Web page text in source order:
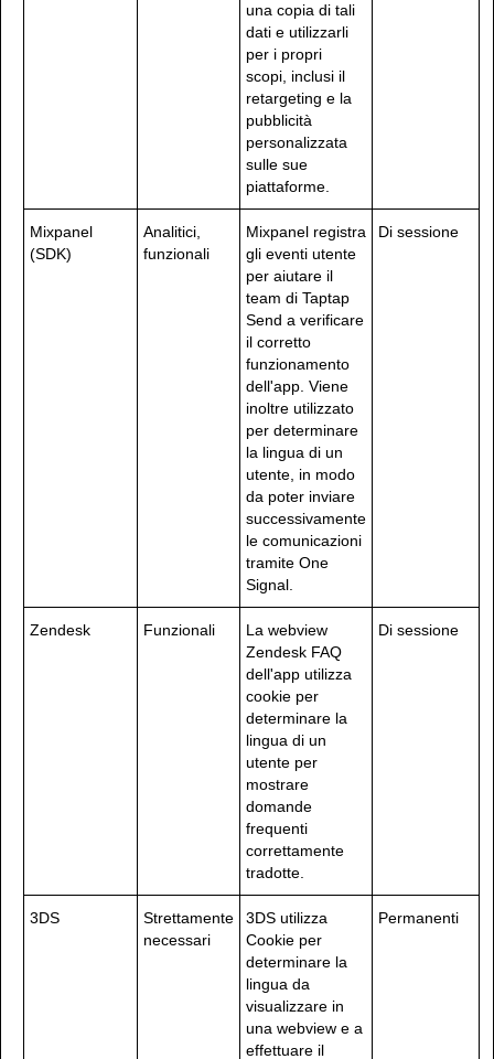
una copia di tali
dati e utilizzarli
per i propri
scopi, inclusi il
retargeting e la
pubblicità
personalizzata
sulle sue
piattaforme.
Mixpanel
(SDK)
Analitici,
funzionali
Mixpanel registra
gli eventi utente
per aiutare il
team di Taptap
Send a verificare
il corretto
funzionamento
dell'app. Viene
inoltre utilizzato
per determinare
la lingua di un
utente, in modo
da poter inviare
successivamente
le comunicazioni
tramite One
Signal.
Di sessione
Zendesk Funzionali
La webview
Zendesk FAQ
dell'app utilizza
cookie per
determinare la
lingua di un
utente per
mostrare
domande
frequenti
correttamente
tradotte.
Di sessione
3DS
Strettamente
necessari
3DS utilizza
Cookie per
determinare la
lingua da
visualizzare in
una webview e a
effettuare il
Permanenti